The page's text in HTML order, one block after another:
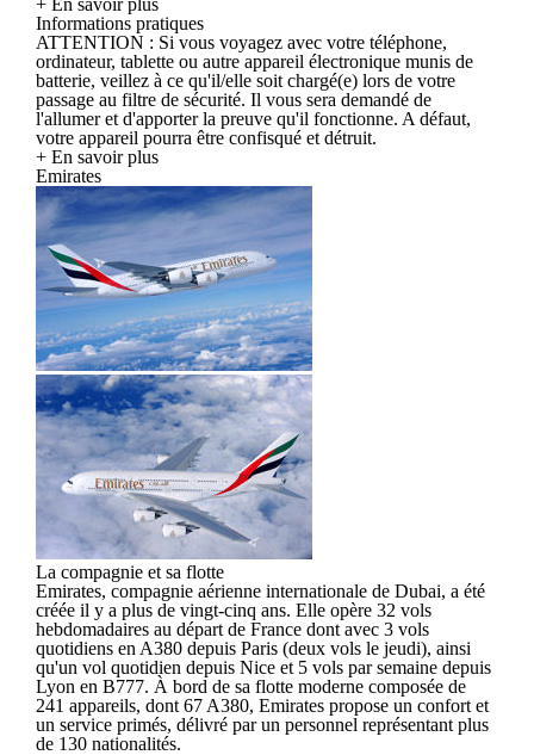
Informations pratiques
ATTENTION : Si vous voyagez avec votre téléphone,
ordinateur, tablette ou autre appareil électronique munis de
batterie, veillez à ce qu'il/elle soit chargé(e) lors de votre
passage au filtre de sécurité. Il vous sera demandé de
l'allumer et d'apporter la preuve qu'il fonctionne. A défaut,
votre appareil pourra être confisqué et détruit.
+ En savoir plus
Emirates
La compagnie et sa flotte
Emirates, compagnie aérienne internationale de Dubai, a été
créée il y a plus de vingt-cinq ans. Elle opère 32 vols
hebdomadaires au départ de France dont avec 3 vols
quotidiens en A380 depuis Paris (deux vols le jeudi), ainsi
qu'un vol quotidien depuis Nice et 5 vols par semaine depuis
Lyon en B777. À bord de sa flotte moderne composée de
241 appareils, dont 67 A380, Emirates propose un confort et
un service primés, délivré par un personnel représentant plus
de 130 nationalités.